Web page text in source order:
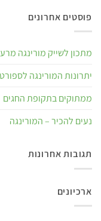
פוסטים אחרונים
מתכון לשייק מורינגה
יתרונות המורינגה
ממתוקים בתקופת החגים
נעים להכיר – המורינגה
תגובות אחרונות
ארכיונים